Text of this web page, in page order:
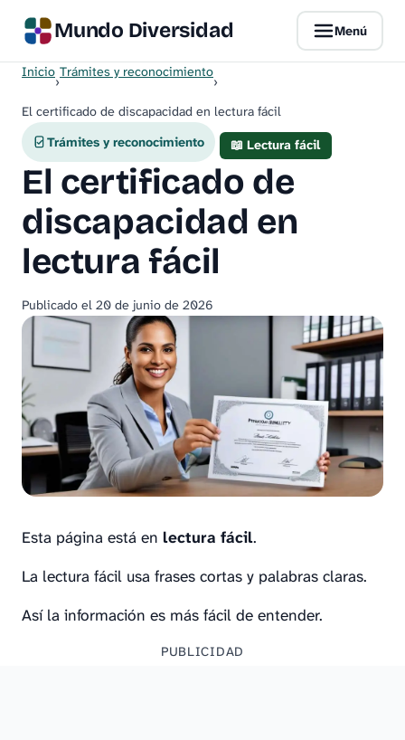
Mundo Diversidad Menú
Inicio
›
Trámites y reconocimiento
›
El certificado de discapacidad en lectura fácil
Trámites y reconocimiento
📖 Lectura fácil
El certificado de
discapacidad en
lectura fácil
Publicado el 20 de junio de 2026
Esta página está en lectura fácil.
La lectura fácil usa frases cortas y palabras claras.
Así la información es más fácil de entender.
PUBLICIDAD